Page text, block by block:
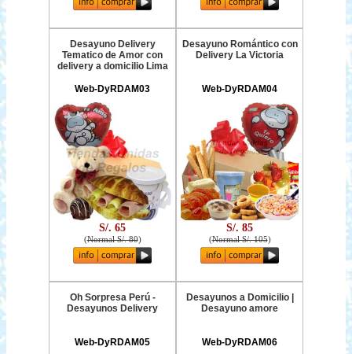
Desayuno Delivery
Tematico de Amor con
delivery a domicilio Lima
Web-DyRDAM03
S/. 65
(Normal S/. 80)
Desayuno Romántico con
Delivery La Victoria
Web-DyRDAM04
S/. 85
(Normal S/. 105)
Oh Sorpresa Perú -
Desayunos Delivery
Web-DyRDAM05
Desayunos a Domicilio |
Desayuno amore
Web-DyRDAM06